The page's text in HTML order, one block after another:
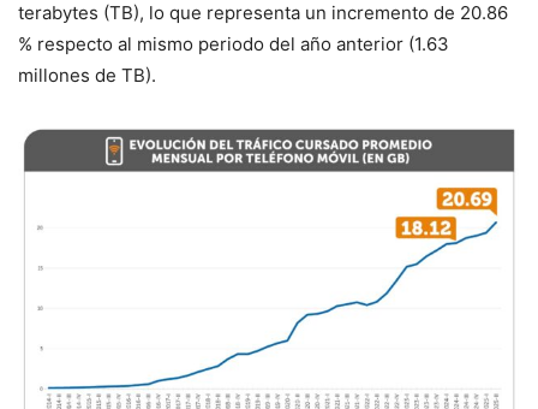
terabytes (TB), lo que representa un incremento de 20.86
% respecto al mismo periodo del año anterior (1.63
millones de TB).